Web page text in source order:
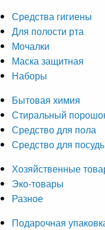
Средства гигиены
Для полости рта
Мочалки
Маска защитная
Наборы
Бытовая химия
Стиральный
Средство для пола
Средство для
Хозяйственные
Эко-товары
Разное
Подарочная